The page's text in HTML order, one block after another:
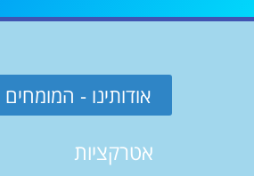
אודותינו - המומחים
אטרקציות